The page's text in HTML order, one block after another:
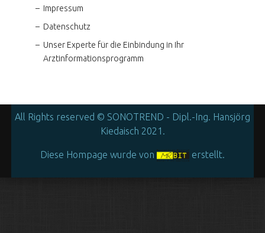
Impressum
Datenschutz
Unser Experte für die Einbindung in Ihr
Arztinformationsprogramm
All Rights reserved © SONOTREND - Dipl.-Ing. Hansjörg
Kiedaisch 2021.
Diese Hompage wurde von erstellt.